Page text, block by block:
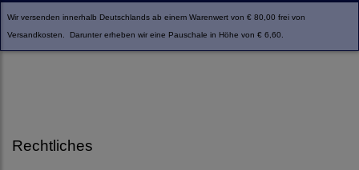
Wir versenden innerhalb Deutschlands ab einem Warenwert von € 80,00 frei von
Versandkosten. Darunter erheben wir eine Pauschale in Höhe von € 6,60.
Rechtliches